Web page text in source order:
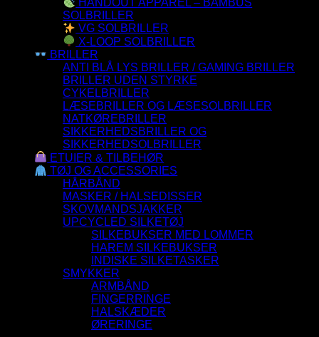
HANDOUT APPAREL – BAMBUS
SOLBRILLER
VG SOLBRILLER
X-LOOP SOLBRILLER
BRILLER
ANTI BLÅ LYS BRILLER / GAMING BRILLER
BRILLER UDEN STYRKE
CYKELBRILLER
LÆSEBRILLER OG LÆSESOLBRILLER
NATKØREBRILLER
SIKKERHEDSBRILLER OG
SIKKERHEDSOLBRILLER
ETUIER & TILBEHØR
TØJ OG ACCESSORIES
HÅRBÅND
MASKER / HALSEDISSER
SKOVMANDSJAKKER
UPCYCLED SILKETØJ
SILKEBUKSER MED LOMMER
HAREM SILKEBUKSER
INDISKE SILKETASKER
SMYKKER
ARMBÅND
FINGERRINGE
HALSKÆDER
ØRERINGE